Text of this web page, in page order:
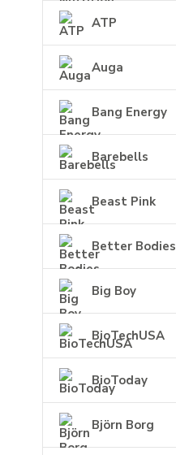
ATP
Auga
Bang Energy
Barebells
Beast Pink
Better Bodies
Big Boy
BioTechUSA
BioToday
Björn Borg